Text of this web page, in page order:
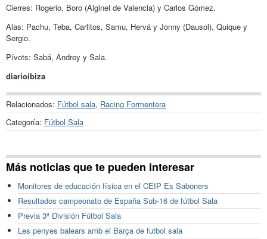
Cierres: Rogerio, Boro (Alginel de Valencia) y Carlos Gómez.
Alas: Pachu, Teba, Carlitos, Samu, Hervá y Jonny (Dausol), Quique y
Sergio.
Pívots: Sabá, Andrey y Sala.
diarioibiza
Relacionados: Fútbol sala, Racing Formentera
Categoría: Fútbol Sala
Más noticias que te pueden interesar
Monitores de educación física en el CEIP Es Saboners
Resultados campeonato de España Sub-16 de fútbol Sala
Previa 3ª División Fútbol Sala
Les penyes balears amb el Barça de futbol sala